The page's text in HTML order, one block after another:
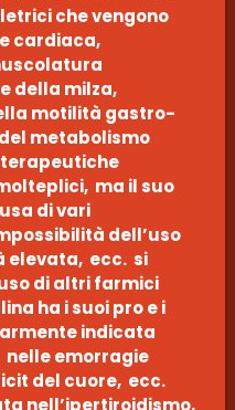
che vengono
cardiaca,
della milza,
motilità gastro-
metabolismo
terapeutiche
ma il suo
di vari
dell’uso
elevata, ecc. si
di altri farmici
ha i suoi pro e i
indicata
nelle emorragie
del cuore, ecc.
nell’ipertiroidismo,